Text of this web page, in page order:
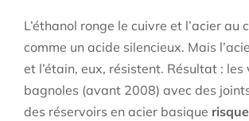
L’éthanol ronge le cuivre et l’acier au
comme un acide silencieux. Mais
et l’étain, eux, résistent. Résultat : les
bagnoles (avant 2008) avec des
des réservoirs en acier basique